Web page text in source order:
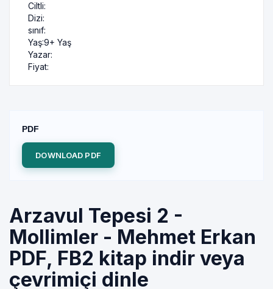
Ciltli:
Dizi:
sınıf:
Yaş:9+ Yaş
Yazar:
Fiyat:
PDF
DOWNLOAD PDF
Arzavul Tepesi 2 -
Mollimler - Mehmet Erkan
PDF, FB2 kitap indir veya
çevrimiçi dinle